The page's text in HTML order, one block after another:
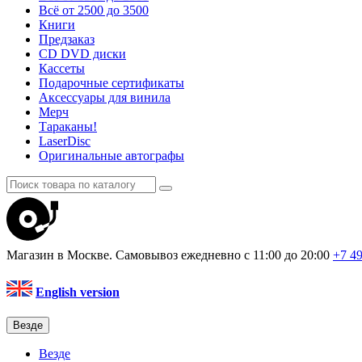
Всё от 2500 до 3500
Книги
Предзаказ
CD DVD диски
Кассеты
Подарочные сертификаты
Аксессуары для винила
Мерч
Тараканы!
LaserDisc
Оригинальные автографы
Магазин в Москве. Самовывоз ежедневно с 11:00 до 20:00 +7
English version
Везде
Везде